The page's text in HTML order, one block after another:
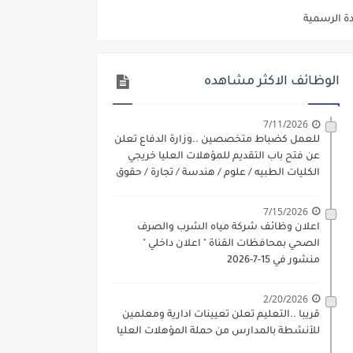
الكتروني بتاريخ 15-7-2026
9 يوليو 2026
والاوراق المطلوبة وكيفية التقديم
/ فني كهرباء / فني غلايات / فني غازات / فني سباك )
مادتي "الدراسات الاجتماعية" و"اللغة الإنجليزية"
والتقديم حتي 17 يونيو 2026
الوظائف الاكثر مشاهده
7/11/2026
للعمل كضباط متخصصين ..وزارة الدفاع تعلن
عن فتح باب التقديم للمؤهلات العليا خريجي
الكليات الطبيه / علوم / هندسة / تجارة / حقوق
7/15/2026
اعلان وظائف شركة مياه الشرب والصرف
الصحي بمحافظات القناة " اعلان داخلي "
منشور في 15-7-2026
2/20/2026
قريبا ..التعليم تعلن تعيينات ادارية ومعلمين
للأنشطة بالمدارس من حملة المؤهلات العليا